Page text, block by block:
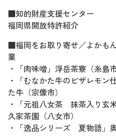
■知的財産支援センター
福岡県開放特許紹介
■福岡をお取り寄せ／よかも
業
・「肉味噌」浮岳茶寮（糸島市
・「むなかた牛のピザレモン
た牛（宗像市）
・「元祖八女茶 抹茶入り玄
久家茶園（八女市）
・「逸品シリーズ 夏物語」